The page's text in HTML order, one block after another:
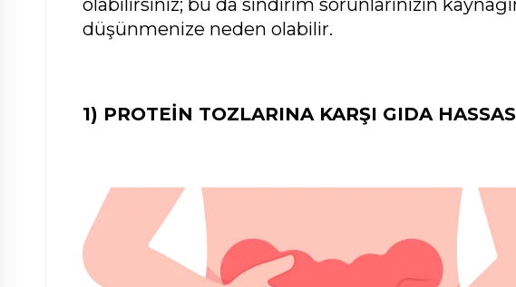
olabilirsiniz; bu da sindirim sorunlarınızın
düşünmenize neden olabilir.
1) PROTEİN TOZLARINA KARŞI GIDA